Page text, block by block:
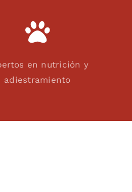
en nutrición y
adiestramiento